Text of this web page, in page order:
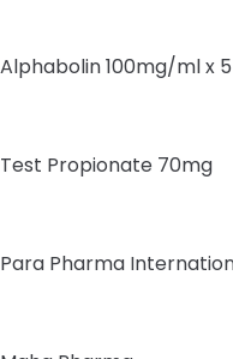
Alphabolin 100mg/ml x
Test Propionate 70mg
Para Pharma